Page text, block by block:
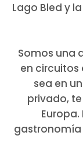
Lago Bled y
Somos una
en circuitos
sea en
privado,
gastronomía